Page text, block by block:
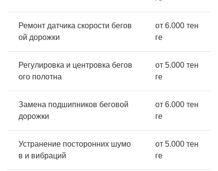
Ремонт датчика скорости бегов
ой дорожки
от 6.000 тен
ге
Регулировка и центровка бегов
ого полотна
от 5.000 тен
ге
Замена подшипников беговой
дорожки
от 6.000 тен
ге
Устранение посторонних шумо
в и вибраций
от 5.000 тен
ге